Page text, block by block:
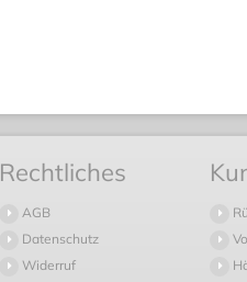
Rechtliches
AGB
Datenschutz
Widerruf